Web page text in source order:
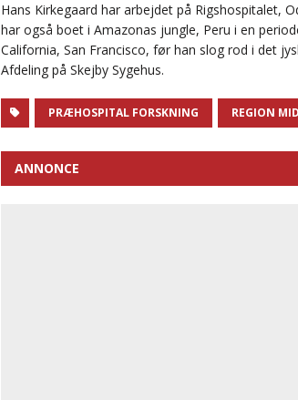
Hans Kirkegaard har arbejdet på Rigshospitalet,
har også boet i Amazonas jungle, Peru i en
California, San Francisco, før han slog rod i det
Afdeling på Skejby Sygehus.
PRÆHOSPITAL FORSKNING REGION
ANNONCE